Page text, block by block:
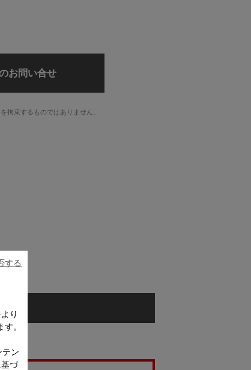
お問い合せ
拘束するものではありません。
り
。
テン
づ
する